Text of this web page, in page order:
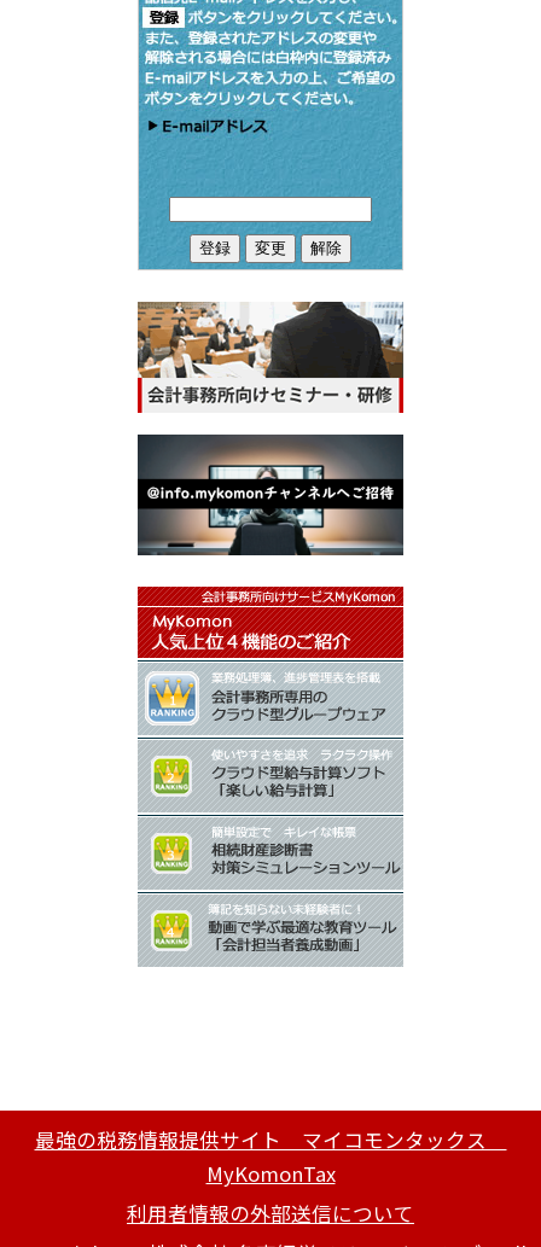
最強の税務情報提供サイト マイコモンタックス
MyKomonTax
利用者情報の外部送信について